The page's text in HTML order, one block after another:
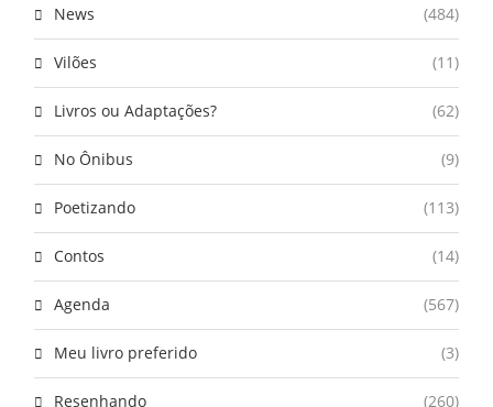
News (484)
Vilões (11)
Livros ou Adaptações? (62)
No Ônibus (9)
Poetizando (113)
Contos (14)
Agenda (567)
Meu livro preferido (3)
Resenhando (260)